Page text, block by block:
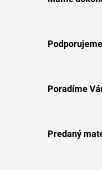
Poradíme
Predaný